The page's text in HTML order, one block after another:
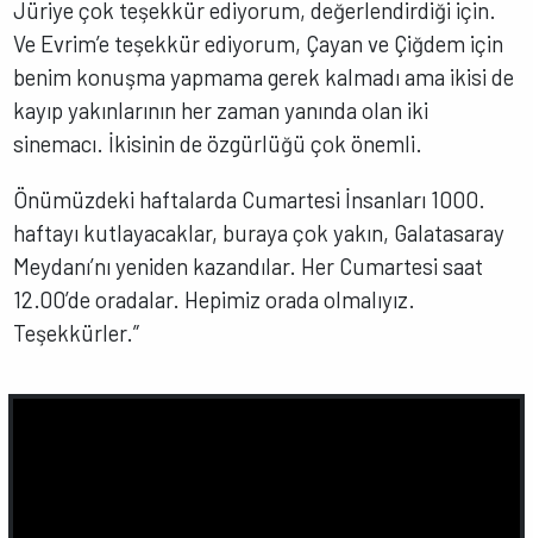
Jüriye çok teşekkür ediyorum, değerlendirdiği için.
Ve Evrim’e teşekkür ediyorum, Çayan ve Çiğdem için
benim konuşma yapmama gerek kalmadı ama ikisi de
kayıp yakınlarının her zaman yanında olan iki
sinemacı. İkisinin de özgürlüğü çok önemli.
Önümüzdeki haftalarda Cumartesi İnsanları 1000.
haftayı kutlayacaklar, buraya çok yakın, Galatasaray
Meydanı’nı yeniden kazandılar. Her Cumartesi saat
12.00’de oradalar. Hepimiz orada olmalıyız.
Teşekkürler.”